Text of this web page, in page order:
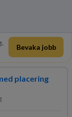
Bevaka jobb
placering